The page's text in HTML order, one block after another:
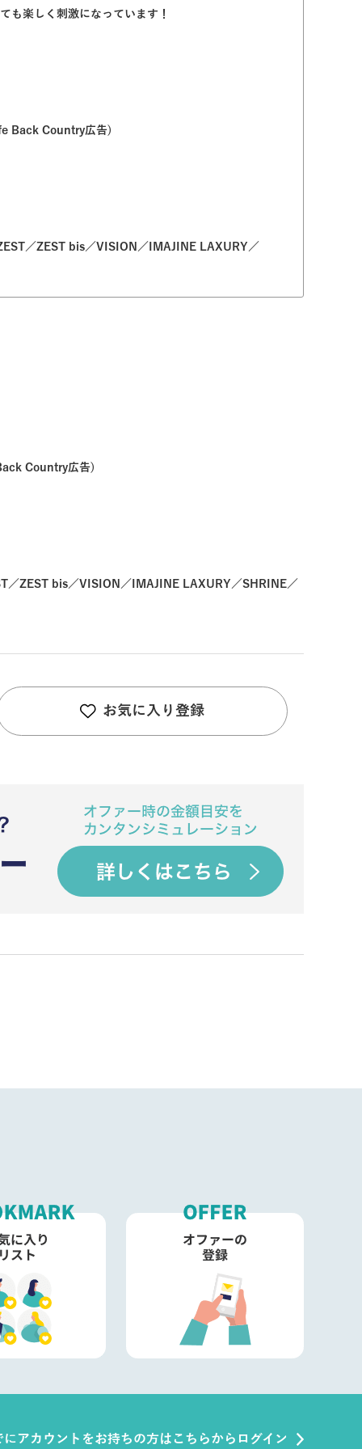
も楽しく刺激になっています！
Back Country広告)
／ZEST bis／VISION／IMAJINE LAXURY／
Country広告)
ZEST bis／VISION／IMAJINE LAXURY／SHRINE／
お気に入り登録
にアカウントをお持ちの方はこちらからログイン